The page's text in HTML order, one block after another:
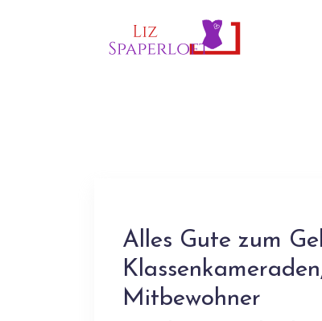
Alles Gute zum
Mitbewohner